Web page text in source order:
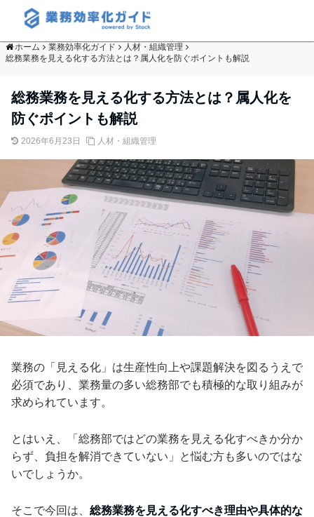
ホーム 業務効率化ガイド
人材・組織管理
総務業務を見える化する方法とは？属人化を防ぐポイントも解説
総務業務を見える化する方法とは？属人化を
防ぐポイントも解説
2026年6月23日 人材・組織管理
業務の「見える化」は生産性向上や課題解決を図るうえで
必須であり、業務量の多い総務部でも積極的な取り組みが
求められています。
とはいえ、「総務部ではどの業務を見える化すべきか分か
らず、負担を解消できていない」と悩む方も多いのではな
いでしょうか。
そこで今回は、 総務業務を見える化すべき理由や具体的な